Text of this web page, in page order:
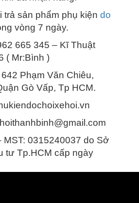
trả sản phẩm phụ kiện do
vòng 7 ngày.
665 345 – Kĩ Thuật
( Mr:Bình )
Phạm Văn Chiêu,
Gò Vấp, Tp HCM.
0315240037 do Sở
tư Tp.HCM cấp ngày